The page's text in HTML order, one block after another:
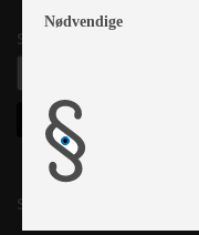
Samtykke til nyhedsbrev
Salgsafdeling:
Nødvendige